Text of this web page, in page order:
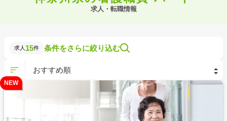
求人・転職情報
求人 15件 条件をさらに絞り込む
NEW